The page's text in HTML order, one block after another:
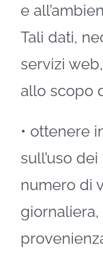
e
Tali dati,
servizi
allo scopo
• ottenere
sull’uso
numero di